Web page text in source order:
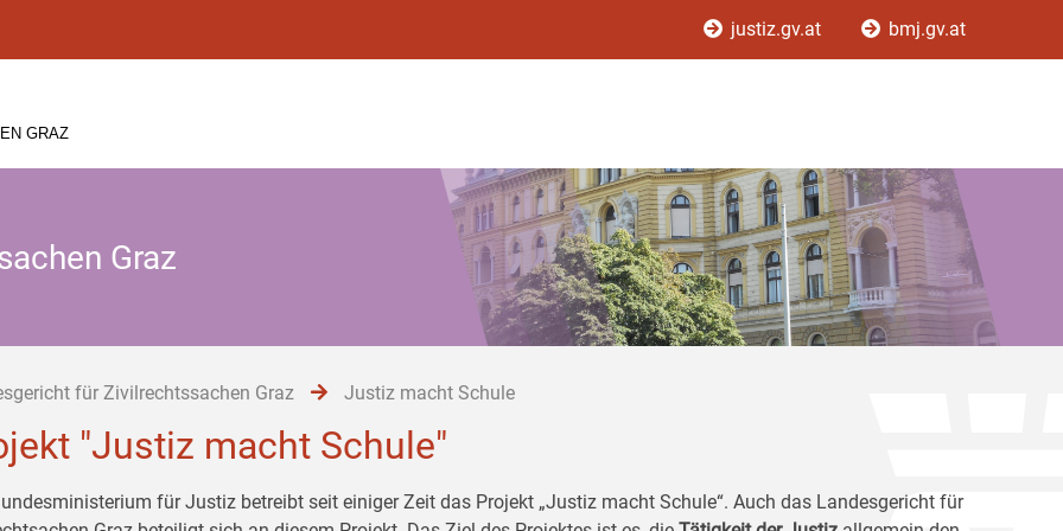
justiz.gv.at bmj.gv.at
GRAZ
Graz
für Zivilrechtssachen Graz Justiz macht Schule
"Justiz macht Schule"
für Justiz betreibt seit einiger Zeit das Projekt „Justiz macht Schule“. Auch das Landesgericht für